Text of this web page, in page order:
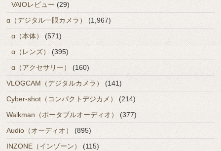
VAIOレビュー (29)
α（デジタル一眼カメラ）
(1,967)
α（本体）
(571)
α（レンズ）
(395)
α（アクセサリー）
(160)
VLOGCAM（デジタルカメラ）
(141)
Cyber-shot（コンパクトデジカメ）
(214)
Walkman（ポータブルオーディオ）
(377)
Audio（オーディオ）
(895)
INZONE（インゾーン）
(115)